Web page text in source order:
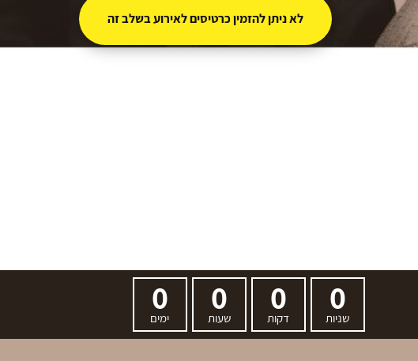
0
שניות
0
דקות
0
שעות
0
ימים
לא ניתן להזמין כרטיסים לאירוע בשלב זה